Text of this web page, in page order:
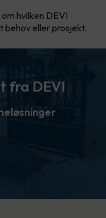
hvilken DEVI
behov eller prosjekt.
fra DEVI